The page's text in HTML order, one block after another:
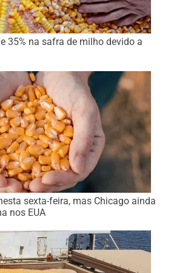
35% na safra de milho devido a
sexta-feira, mas Chicago ainda
nos EUA